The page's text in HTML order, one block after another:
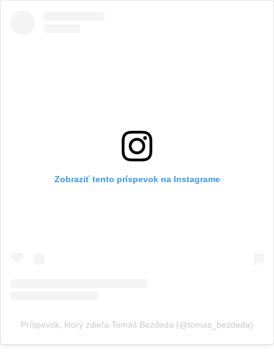
Zobraziť tento príspevok na Instagrame
Príspevok, ktorý zdieľa Tomáš Bezdeda (@tomas_bezdeda)